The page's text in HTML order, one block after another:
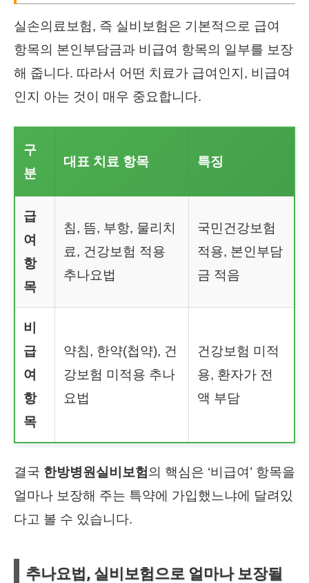
실손의료보험, 즉 실비보험은 기본적으로 급여
항목의 본인부담금과 비급여 항목의 일부를 보장
해 줍니다. 따라서 어떤 치료가 급여인지, 비급여
인지 아는 것이 매우 중요합니다.
구
분
대표 치료 항목 특징
급
여
항
목
침, 뜸, 부항, 물리치
료, 건강보험 적용
추나요법
국민건강보험
적용, 본인부담
금 적음
비
급
여
항
목
약침, 한약(첩약), 건
강보험 미적용 추나
요법
건강보험 미적
용, 환자가 전
액 부담
결국 한방병원실비보험의 핵심은 ‘비급여’ 항목을
얼마나 보장해 주는 특약에 가입했느냐에 달려있
다고 볼 수 있습니다.
추나요법, 실비보험으로 얼마나 보장될